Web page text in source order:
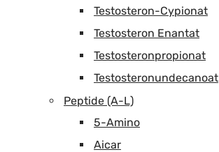
Testosteron-Cypionat
Testosteron Enantat
Testosteronpropionat
Testosteronundecanoat
Peptide (A-L)
5-Amino
Aicar